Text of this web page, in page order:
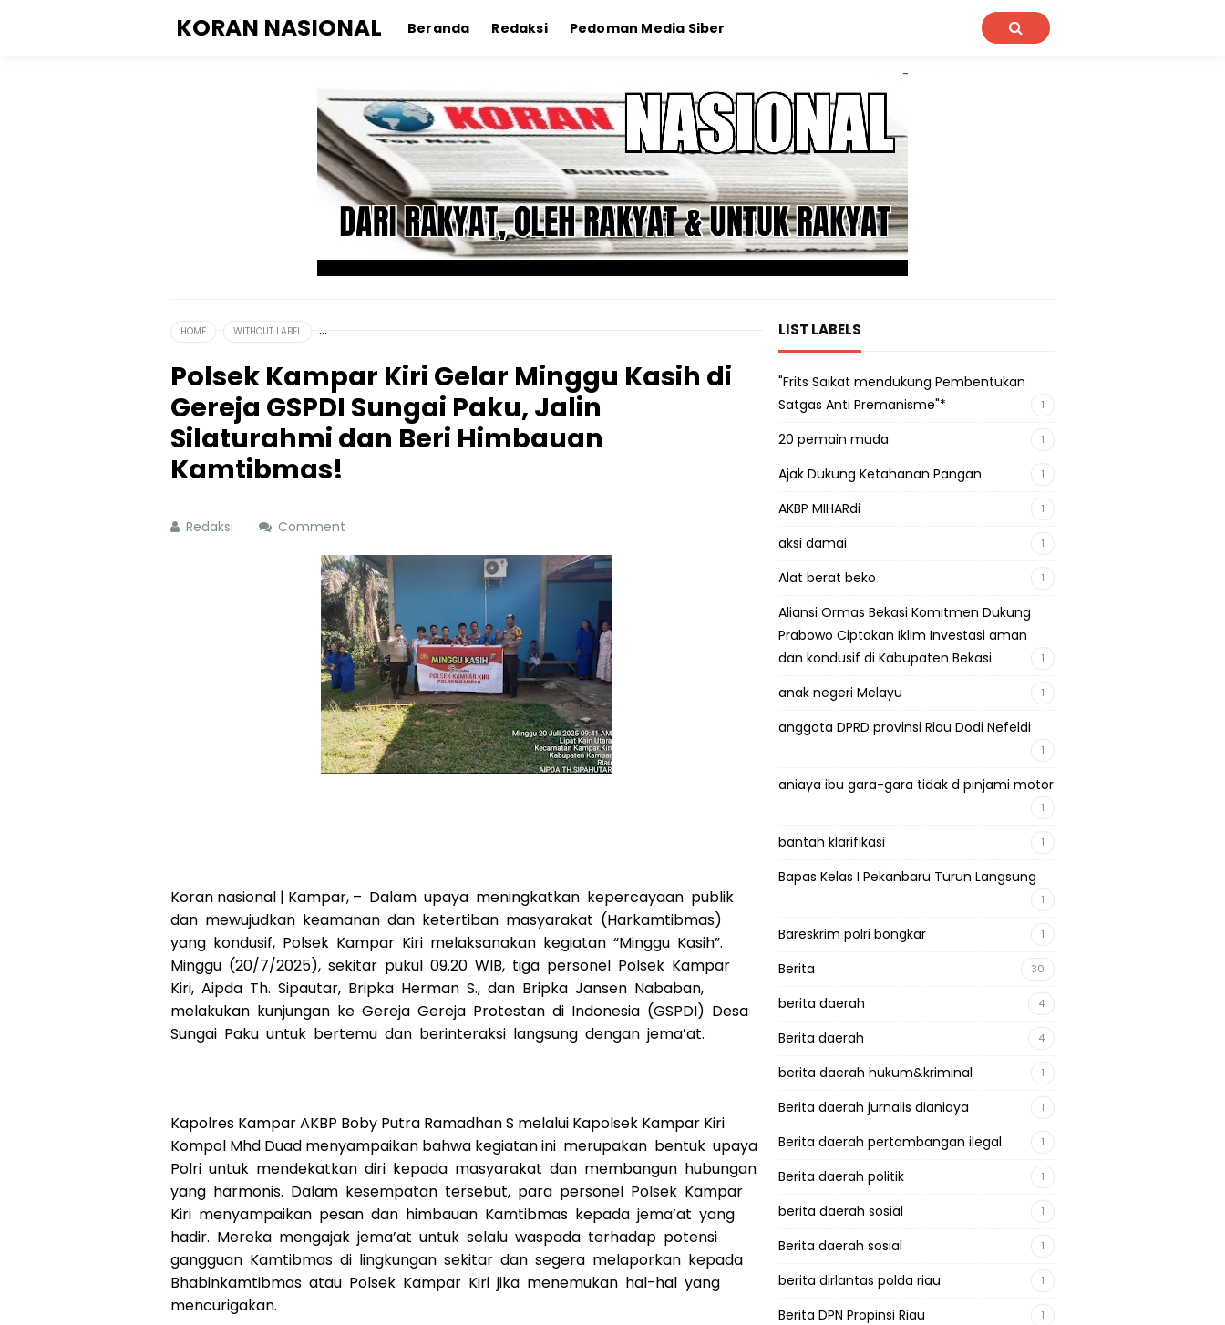
KORAN NASIONAL Beranda Redaksi Pedoman Media Siber
HOME WITHOUT LABEL
Polsek Kampar Kiri Gelar Minggu Kasih di
Gereja GSPDI Sungai Paku, Jalin
Silaturahmi dan Beri Himbauan
Kamtibmas!
Redaksi Comment
Koran nasional | Kampar, – Dalam upaya meningkatkan kepercayaan publik
dan mewujudkan keamanan dan ketertiban masyarakat (Harkamtibmas)
yang kondusif, Polsek Kampar Kiri melaksanakan kegiatan “Minggu Kasih”.
Minggu (20/7/2025), sekitar pukul 09.20 WIB, tiga personel Polsek Kampar
Kiri, Aipda Th. Sipautar, Bripka Herman S., dan Bripka Jansen Nababan,
melakukan kunjungan ke Gereja Gereja Protestan di Indonesia (GSPDI) Desa
Sungai Paku untuk bertemu dan berinteraksi langsung dengan jema’at.
Kapolres Kampar AKBP Boby Putra Ramadhan S melalui Kapolsek Kampar Kiri
Kompol Mhd Duad menyampaikan bahwa kegiatan ini merupakan bentuk upaya
Polri untuk mendekatkan diri kepada masyarakat dan membangun hubungan
yang harmonis. Dalam kesempatan tersebut, para personel Polsek Kampar
Kiri menyampaikan pesan dan himbauan Kamtibmas kepada jema’at yang
hadir. Mereka mengajak jema’at untuk selalu waspada terhadap potensi
gangguan Kamtibmas di lingkungan sekitar dan segera melaporkan kepada
Bhabinkamtibmas atau Polsek Kampar Kiri jika menemukan hal-hal yang
mencurigakan.
LIST LABELS
"Frits Saikat mendukung Pembentukan
Satgas Anti Premanisme"*
1
20 pemain muda 1
Ajak Dukung Ketahanan Pangan 1
AKBP MIHARdi 1
aksi damai 1
Alat berat beko 1
Aliansi Ormas Bekasi Komitmen Dukung
Prabowo Ciptakan Iklim Investasi aman
dan kondusif di Kabupaten Bekasi
1
anak negeri Melayu 1
anggota DPRD provinsi Riau Dodi Nefeldi
1
aniaya ibu gara-gara tidak d pinjami motor
1
bantah klarifikasi 1
Bapas Kelas I Pekanbaru Turun Langsung
1
Bareskrim polri bongkar 1
Berita 30
berita daerah 4
Berita daerah 4
berita daerah hukum&kriminal 1
Berita daerah jurnalis dianiaya 1
Berita daerah pertambangan ilegal 1
Berita daerah politik 1
berita daerah sosial 1
Berita daerah sosial 1
berita dirlantas polda riau 1
Berita DPN Propinsi Riau 1